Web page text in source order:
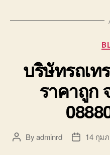
บริษัทรถเท
ราคาถูก
PostByadminrd
Post14 กุม